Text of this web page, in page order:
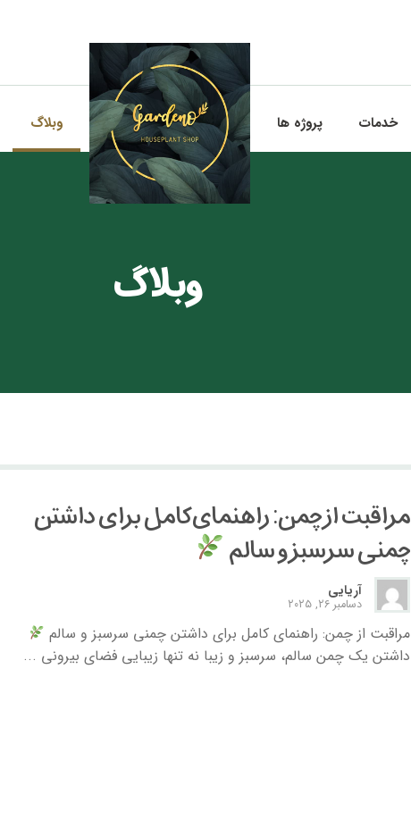
خدمات پروژه ها وبلاگ
وبلاگ
مراقبت از چمن: راهنمای کامل برای داشتن
چمنی سرسبز و سالم
آریایی
دسامبر ۲۶, ۲۰۲۵
مراقبت از چمن: راهنمای کامل برای داشتن چمنی سرسبز و سالم
داشتن یک چمن سالم، سرسبز و زیبا نه تنها زیبایی فضای بیرونی ...